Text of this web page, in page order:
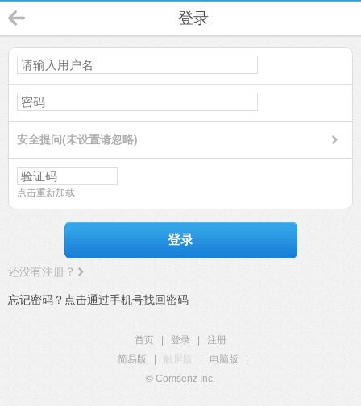
登录
安全提问(未设置请忽略)
点击重新加载
登录
还没有注册？
忘记密码？点击通过手机号找回密码
首页 登录
注册
简易版
触屏版 电脑版
© Comsenz Inc.